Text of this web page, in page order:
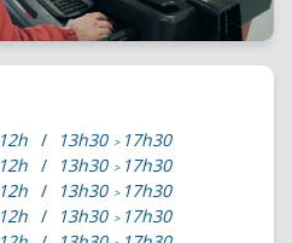
12h 13h30
17h30
12h 13h30
17h30
12h 13h30
17h30
12h 13h30
17h30